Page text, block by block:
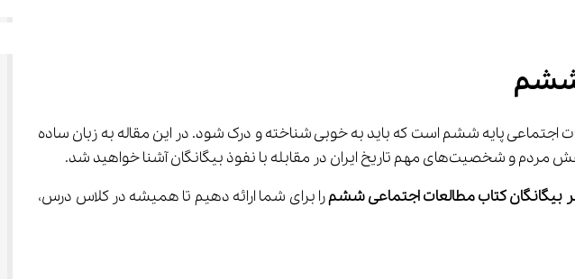
ششم
پایه ششم است که باید به خوبی شناخته و درک شود. در این مقاله به زبان ساده
بیگانگان کتاب مطالعات اجتماعی ششم را برای شما ارائه دهیم تا همیشه در کلاس درس،